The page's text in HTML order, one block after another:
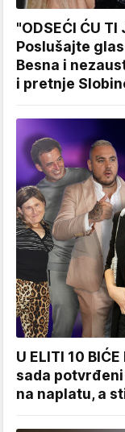
"ODSEĆI ĆU TI
Poslušajte
Besna i
i pretnje
U ELITI 10
sada
na naplatu, a